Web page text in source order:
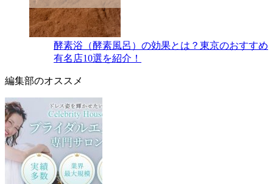
酵素浴（酵素風呂）の効果とは？東京のおすすめ
有名店10選を紹介！
編集部のオススメ